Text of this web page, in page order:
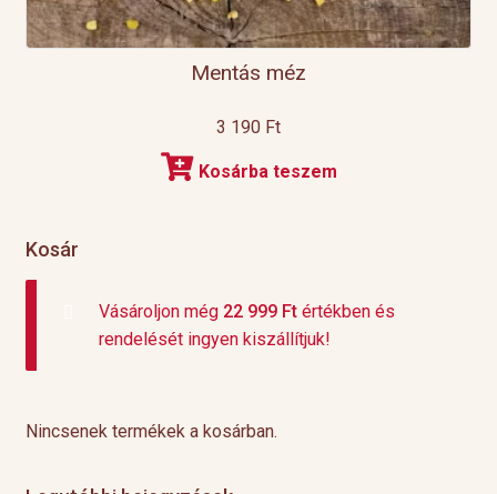
Mentás méz
3 190 Ft
Kosárba teszem
Kosár
Vásároljon még 22 999 Ftértékben és
rendelését ingyen kiszállítjuk!
Nincsenek termékek a kosárban.